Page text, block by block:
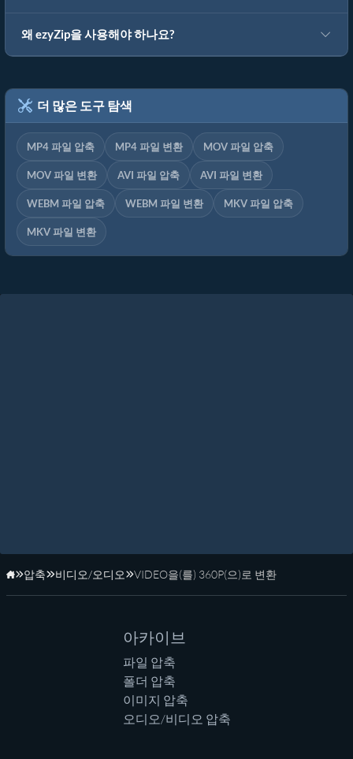
왜 ezyZip을 사용해야 하나요?
더 많은 도구 탐색
MP4 파일 압축 MP4 파일 변환 MOV 파일 압축
MOV 파일 변환 AVI 파일 압축 AVI 파일 변환
WEBM 파일 압축 WEBM 파일 변환 MKV 파일 압축
MKV 파일 변환
홈페이지
압축 비디오/오디오 VIDEO을(를) 360P(으)로 변환
아카이브
파일 압축
폴더 압축
이미지 압축
오디오/비디오 압축